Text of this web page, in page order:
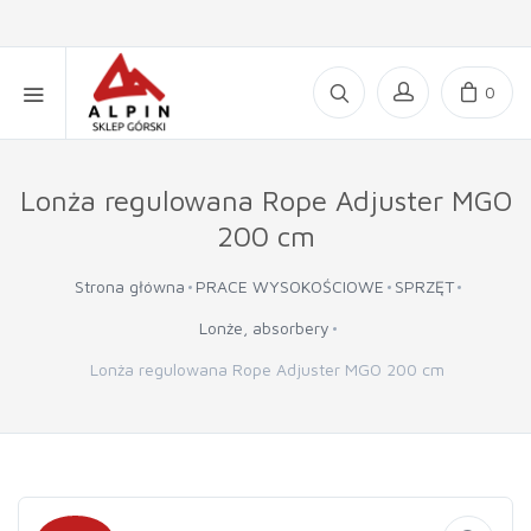
0
Lonża regulowana Rope Adjuster MGO
200 cm
Strona główna PRACE WYSOKOŚCIOWE SPRZĘT
Lonże, absorbery
Lonża regulowana Rope Adjuster MGO 200 cm